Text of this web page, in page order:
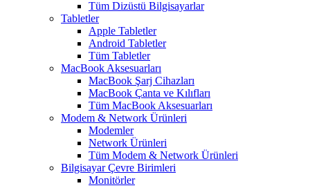
Tüm Dizüstü Bilgisayarlar
Tabletler
Apple Tabletler
Android Tabletler
Tüm Tabletler
MacBook Aksesuarları
MacBook Şarj Cihazları
MacBook Çanta ve Kılıfları
Tüm MacBook Aksesuarları
Modem & Network Ürünleri
Modemler
Network Ürünleri
Tüm Modem & Network Ürünleri
Bilgisayar Çevre Birimleri
Monitörler